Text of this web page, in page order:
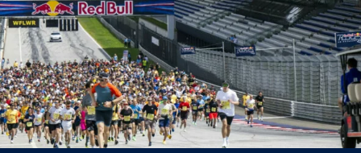
Events
Alle anzeigen